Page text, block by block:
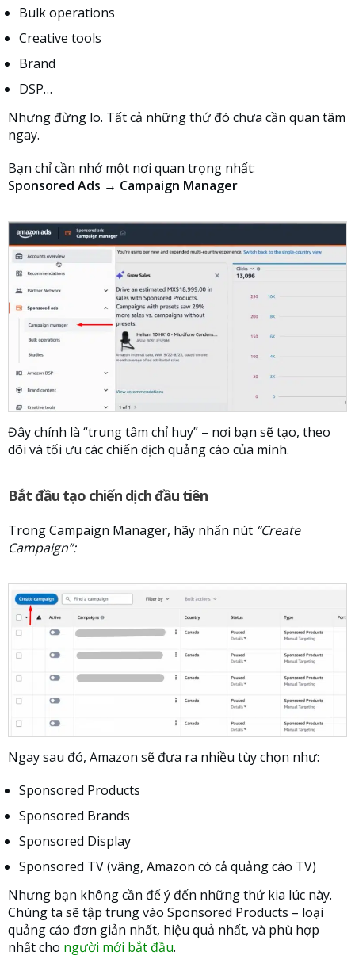
Bulk operations
Creative tools
Brand
DSP…
Nhưng đừng lo. Tất cả những thứ đó chưa cần quan tâm
ngay.
Bạn chỉ cần nhớ một nơi quan trọng nhất:
Sponsored Ads → Campaign Manager
Đây chính là “trung tâm chỉ huy” – nơi bạn sẽ tạo, theo
dõi và tối ưu các chiến dịch quảng cáo của mình.
Bắt đầu tạo chiến dịch đầu tiên
Trong Campaign Manager, hãy nhấn nút “Create
Campaign”:
Ngay sau đó, Amazon sẽ đưa ra nhiều tùy chọn như:
Sponsored Products
Sponsored Brands
Sponsored Display
Sponsored TV (vâng, Amazon có cả quảng cáo TV)
Nhưng bạn không cần để ý đến những thứ kia lúc này.
Chúng ta sẽ tập trung vào Sponsored Products – loại
quảng cáo đơn giản nhất, hiệu quả nhất, và phù hợp
nhất cho người mới bắt đầu.